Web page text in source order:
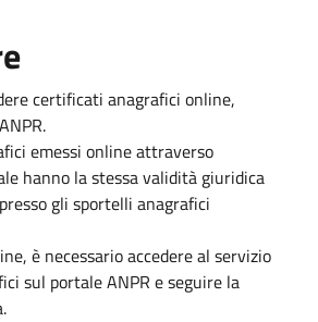
certificati anagrafici online,
emessi online attraverso
hanno la stessa validità giuridica
gli sportelli anagrafici
è necessario accedere al servizio
sul portale ANPR e seguire la